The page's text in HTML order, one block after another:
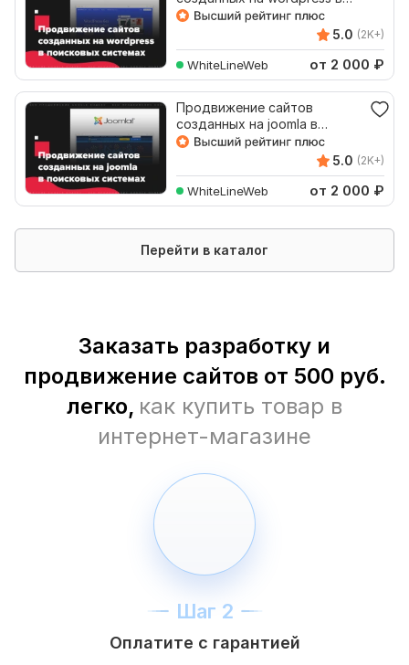
поисковых системах
5.0 (2K+)
WhiteLineWeb от 2 000 ₽
Продвижение сайтов
созданных на joomla в
поисковых системах
5.0 (2K+)
WhiteLineWeb от 2 000 ₽
Перейти в каталог
Заказать разработку и
продвижение сайтов от 500 руб.
легко, как купить товар в
интернет-магазине
Шаг 2
Оплатите с гарантией